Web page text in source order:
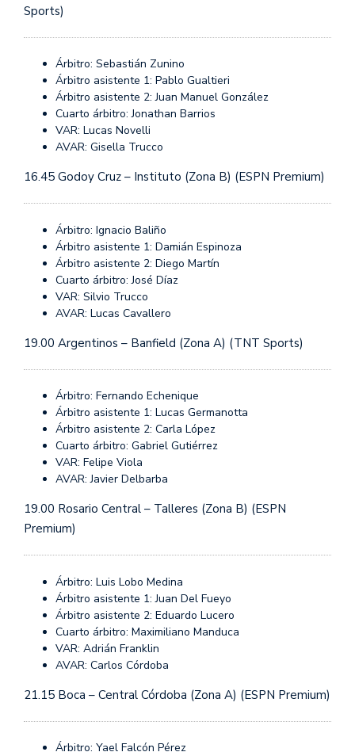
Sports)
Árbitro: Sebastián Zunino
Árbitro asistente 1: Pablo Gualtieri
Árbitro asistente 2: Juan Manuel González
Cuarto árbitro: Jonathan Barrios
VAR: Lucas Novelli
AVAR: Gisella Trucco
16.45 Godoy Cruz – Instituto (Zona B) (ESPN Premium)
Árbitro: Ignacio Baliño
Árbitro asistente 1: Damián Espinoza
Árbitro asistente 2: Diego Martín
Cuarto árbitro: José Díaz
VAR: Silvio Trucco
AVAR: Lucas Cavallero
19.00 Argentinos – Banfield (Zona A) (TNT Sports)
Árbitro: Fernando Echenique
Árbitro asistente 1: Lucas Germanotta
Árbitro asistente 2: Carla López
Cuarto árbitro: Gabriel Gutiérrez
VAR: Felipe Viola
AVAR: Javier Delbarba
19.00 Rosario Central – Talleres (Zona B) (ESPN
Premium)
Árbitro: Luis Lobo Medina
Árbitro asistente 1: Juan Del Fueyo
Árbitro asistente 2: Eduardo Lucero
Cuarto árbitro: Maximiliano Manduca
VAR: Adrián Franklin
AVAR: Carlos Córdoba
21.15 Boca – Central Córdoba (Zona A) (ESPN Premium)
Árbitro: Yael Falcón Pérez